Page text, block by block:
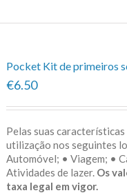
Pocket Kit de primeiros
€6.50
Pelas suas características
utilização nos seguintes
Automóvel; • Viagem; •
Atividades de lazer. Os
taxa legal em vigor.